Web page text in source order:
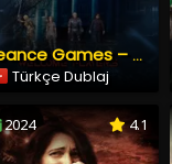
Seance Games – Metaxu
Türkçe Dublaj
2024 4.1